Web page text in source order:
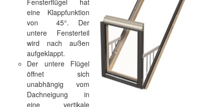
Fensterflügel hat
eine Klappfunktion
von 45°. Der
untere Fensterteil
wird nach außen
aufgeklappt.
Der untere Flügel
öffnet sich
unabhängig vom
Dachneigung in
eine vertikale